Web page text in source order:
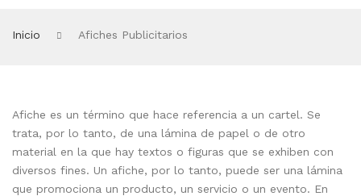
Afiches Publicitarios
Carnet ó Carné
Carpetas Corporativas
Inicio Afiches Publicitarios
Afiche es un término que hace referencia a un cartel. Se
trata, por lo tanto, de una lámina de papel o de otro
material en la que hay textos o figuras que se exhiben con
diversos fines. Un afiche, por lo tanto, puede ser una lámina
que promociona un producto, un servicio o un evento. En